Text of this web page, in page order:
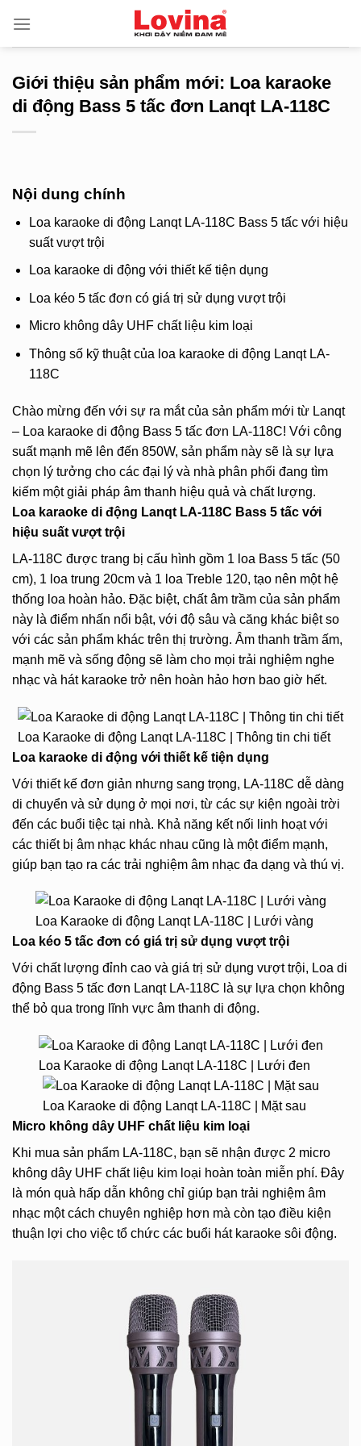
content
Giới thiệu sản phẩm mới: Loa karaoke
di động Bass 5 tấc đơn Lanqt LA-118C
Nội dung chính
Loa karaoke di động Lanqt LA-118C Bass 5 tấc với hiệu
suất vượt trội
Loa karaoke di động với thiết kế tiện dụng
Loa kéo 5 tấc đơn có giá trị sử dụng vượt trội
Micro không dây UHF chất liệu kim loại
Thông số kỹ thuật của loa karaoke di động Lanqt LA-
118C
Chào mừng đến với sự ra mắt của sản phẩm mới từ Lanqt
– Loa karaoke di động Bass 5 tấc đơn LA-118C! Với công
suất mạnh mẽ lên đến 850W, sản phẩm này sẽ là sự lựa
chọn lý tưởng cho các đại lý và nhà phân phối đang tìm
kiếm một giải pháp âm thanh hiệu quả và chất lượng.
Loa karaoke di động Lanqt LA-118C Bass 5 tấc với
hiệu suất vượt trội
LA-118C được trang bị cấu hình gồm 1 loa Bass 5 tấc (50
cm), 1 loa trung 20cm và 1 loa Treble 120, tạo nên một hệ
thống loa hoàn hảo. Đặc biệt, chất âm trầm của sản phẩm
này là điểm nhấn nổi bật, với độ sâu và căng khác biệt so
với các sản phẩm khác trên thị trường. Âm thanh trầm ấm,
mạnh mẽ và sống động sẽ làm cho mọi trải nghiệm nghe
nhạc và hát karaoke trở nên hoàn hảo hơn bao giờ hết.
Loa Karaoke di động Lanqt LA-118C | Thông tin chi tiết
Loa karaoke di động với thiết kế tiện dụng
Với thiết kế đơn giản nhưng sang trọng, LA-118C dễ dàng
di chuyển và sử dụng ở mọi nơi, từ các sự kiện ngoài trời
đến các buổi tiệc tại nhà. Khả năng kết nối linh hoạt với
các thiết bị âm nhạc khác nhau cũng là một điểm mạnh,
giúp bạn tạo ra các trải nghiệm âm nhạc đa dạng và thú vị.
Loa Karaoke di động Lanqt LA-118C | Lưới vàng
Loa kéo 5 tấc đơn có giá trị sử dụng vượt trội
Với chất lượng đỉnh cao và giá trị sử dụng vượt trội, Loa di
động Bass 5 tấc đơn Lanqt LA-118C là sự lựa chọn không
thể bỏ qua trong lĩnh vực âm thanh di động.
Loa Karaoke di động Lanqt LA-118C | Lưới đen
Loa Karaoke di động Lanqt LA-118C | Mặt sau
Micro không dây UHF chất liệu kim loại
Khi mua sản phẩm LA-118C, bạn sẽ nhận được 2 micro
không dây UHF chất liệu kim loại hoàn toàn miễn phí. Đây
là món quà hấp dẫn không chỉ giúp bạn trải nghiệm âm
nhạc một cách chuyên nghiệp hơn mà còn tạo điều kiện
thuận lợi cho việc tổ chức các buổi hát karaoke sôi động.